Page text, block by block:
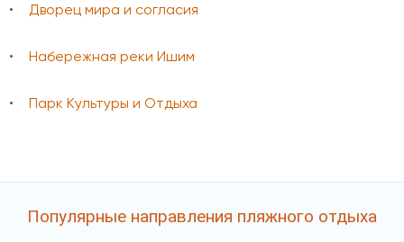
Дворец мира и согласия
Набережная реки Ишим
Парк Культуры и Отдыха
Популярные направления пляжного отдыха